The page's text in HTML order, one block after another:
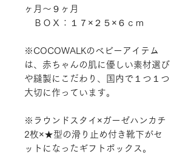
ヶ月～９ヶ月
ＢＯＸ：１７×２５×６ｃｍ
※COCOWALKのベビーアイテム
は、赤ちゃんの肌に優しい素材選び
や縫製にこだわり、国内で１つ１つ
大切に作っています。
※ラウンドスタイ×ガーゼハンカチ
2枚×★型の滑り止め付き靴下がセ
ットになったギフトボックス。